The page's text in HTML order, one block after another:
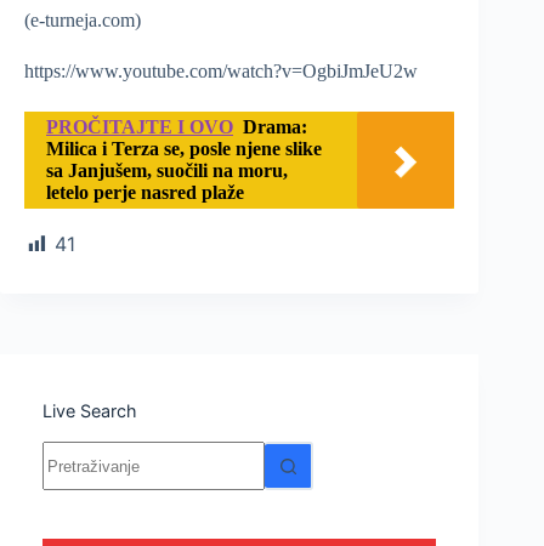
(e-turneja.com)
https://www.youtube.com/watch?v=OgbiJmJeU2w
PROČITAJTE I OVO Drama:
Milica i Terza se, posle njene slike
sa Janjušem, suočili na moru,
letelo perje nasred plaže
41
Live Search
Nema
rezultata.